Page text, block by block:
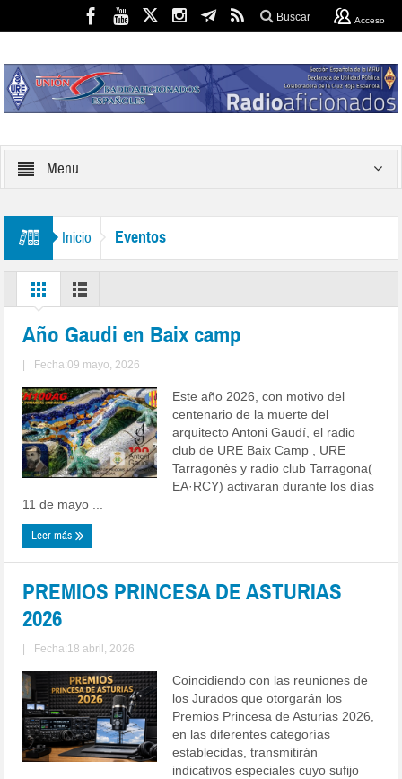
Buscar Acceso
Menu
Inicio Eventos
Año Gaudi en Baix camp
| Fecha:09 mayo, 2026
Este año 2026, con motivo del
centenario de la muerte del
arquitecto Antoni Gaudí, el radio
club de URE Baix Camp , URE
Tarragonès y radio club Tarragona(
EA·RCY) activaran durante los días
11 de mayo ...
Leer más
PREMIOS PRINCESA DE ASTURIAS
2026
| Fecha:18 abril, 2026
Coincidiendo con las reuniones de
los Jurados que otorgarán los
Premios Princesa de Asturias 2026,
en las diferentes categorías
establecidas, transmitirán
indicativos especiales cuyo sufijo